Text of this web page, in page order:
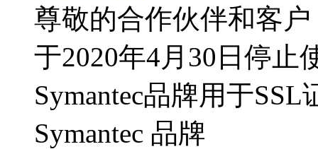
尊敬的合作伙伴和客户
于2020年4月30日停止
Symantec品牌用于
Symantec 品牌